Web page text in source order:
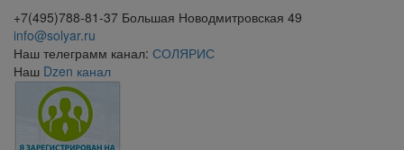
+7(495)788-81-37 Большая Новодмитровская 49
info@solyar.ru
Наш телеграмм канал: СОЛЯРИС
Наш Dzen канал